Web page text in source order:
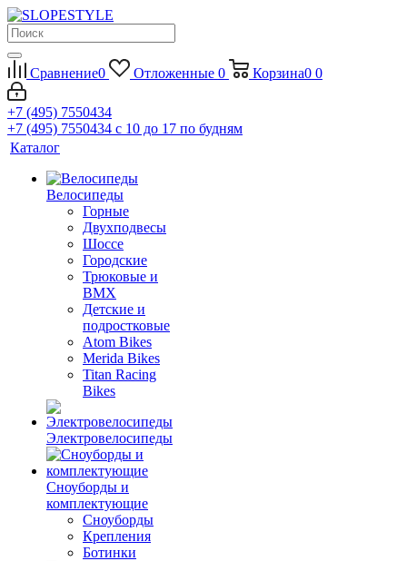
Сравнение0 Отложенные 0 Корзина0 0
+7 (495) 7550434
+7 (495) 7550434 с 10 до 17 по будням
Каталог
Велосипеды
Горные
Двухподвесы
Шоссе
Городские
Трюковые и
BMX
Детские и
подростковые
Atom Bikes
Merida Bikes
Titan Racing
Bikes
Электровелосипеды
Cноуборды и
комплектующие
Сноуборды
Крепления
Ботинки